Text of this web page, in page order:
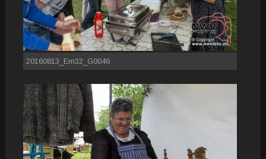
20160813_Em32_G0046